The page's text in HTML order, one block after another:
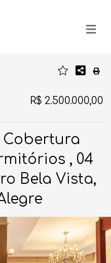
R$ 2.500.000,00
Cobertura
, 04
Bela Vista,